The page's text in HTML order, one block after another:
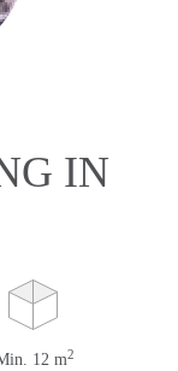
IN
12 m2